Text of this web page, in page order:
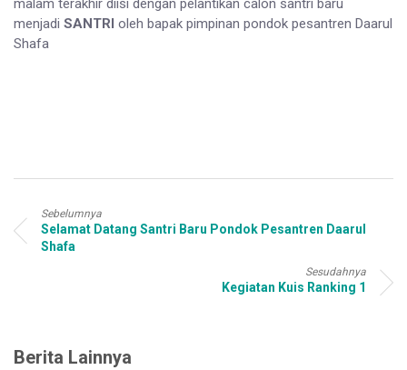
malam terakhir diisi dengan pelantikan calon santri baru
menjadi SANTRI oleh bapak pimpinan pondok pesantren Daarul
Shafa
Sebelumnya
Selamat Datang Santri Baru Pondok Pesantren Daarul
Shafa
Sesudahnya
Kegiatan Kuis Ranking 1
Berita Lainnya